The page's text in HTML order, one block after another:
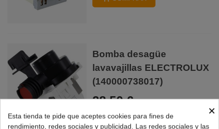
Bomba desagüe
lavavajillas ELECTROLUX
(140000738017)
28,50 €
COMPRAR
×
Esta tienda te pide que aceptes cookies para fines de
rendimiento, redes sociales y publicidad. Las redes sociales y las